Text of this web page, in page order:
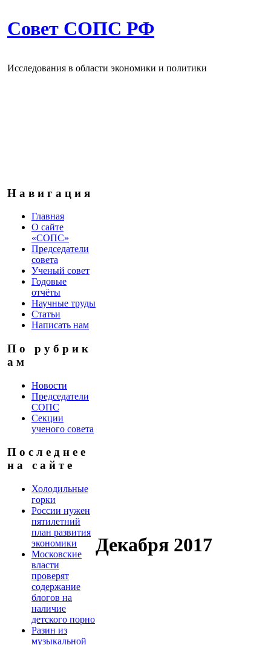
Совет СОПС РФ
Исследования в области экономики и политики
Н а в и г а ц и я
Главная
О сайте
«СОПС»
Председатели
совета
Ученый совет
Годовые
отчёты
Научные труды
Статьи
Написать нам
П о р у б р и к
а м
Новости
Председатели
СОПС
Секции
ученого совета
П о с л е д н е е
н а с а й т е
Холодильные
горки
России нужен
пятилетний
план развития
экономики
Московские
власти
проверят
содержание
блогов на
наличие
детского порно
Разин из
музыкальной
Декабря 2017